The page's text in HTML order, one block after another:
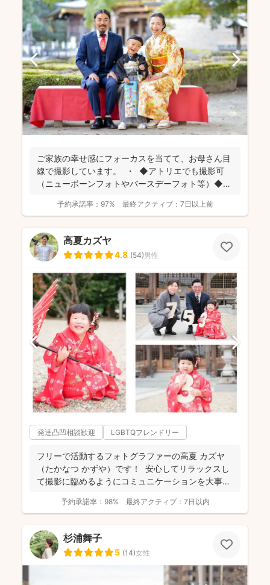
ご家族の幸せ感にフォーカスを当てて、お母さん目
線で撮影しています。 ・ ◆アトリエでも撮影可
（ニューボーンフォトやバースデーフォト等）◆
予約承諾率： 97% 最終アクティブ： 7日以上前
高夏カズヤ
4.8 (54)男性
発達凸凹相談歓迎 LGBTQフレンドリー
フリーで活動するフォトグラファーの高夏 カズヤ
（たかなつ かずや）です！ 安心してリラックスし
て撮影に臨めるようにコミュニケーションを大事に
予約承諾率： 98% 最終アクティブ： 7日以内
杉浦舞子
5 (14)女性